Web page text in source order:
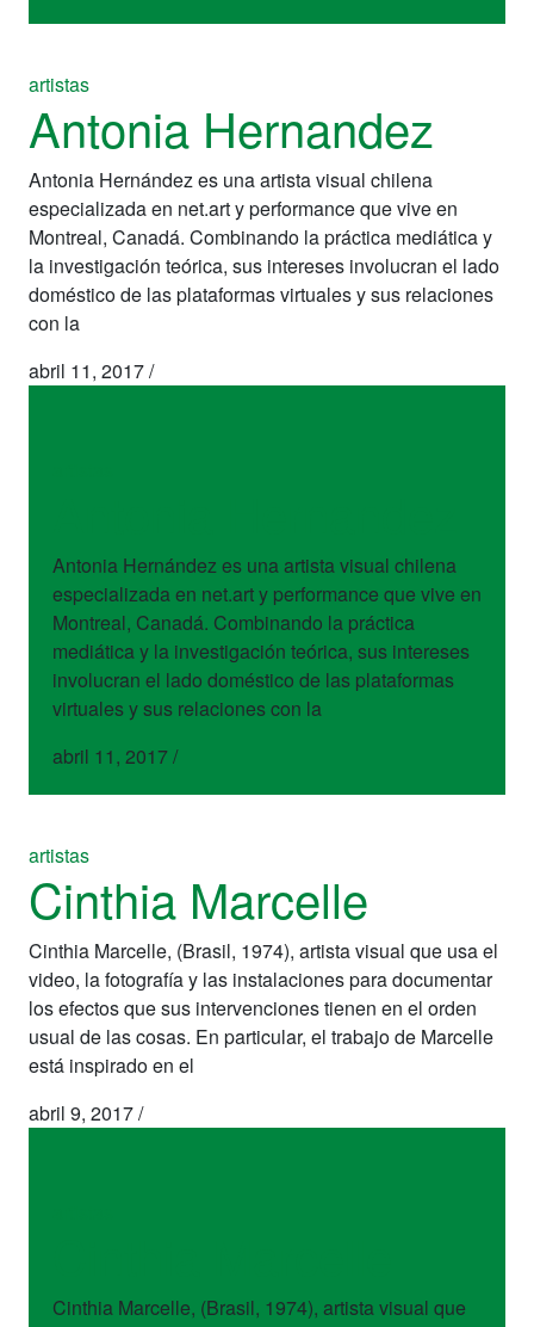
artistas
Antonia Hernandez
Antonia Hernández es una artista visual chilena
especializada en net.art y performance que vive en
Montreal, Canadá. Combinando la práctica mediática y
la investigación teórica, sus intereses involucran el lado
doméstico de las plataformas virtuales y sus relaciones
con la
abril 11, 2017/
Antonia Hernández es una artista visual chilena
especializada en net.art y performance que vive en
Montreal, Canadá. Combinando la práctica
mediática y la investigación teórica, sus intereses
involucran el lado doméstico de las plataformas
virtuales y sus relaciones con la
abril 11, 2017/
artistas
Cinthia Marcelle
Cinthia Marcelle, (Brasil, 1974), artista visual que usa el
video, la fotografía y las instalaciones para documentar
los efectos que sus intervenciones tienen en el orden
usual de las cosas. En particular, el trabajo de Marcelle
está inspirado en el
abril 9, 2017/
Cinthia Marcelle, (Brasil, 1974), artista visual que